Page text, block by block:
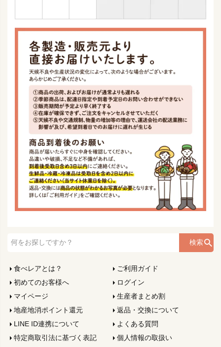
検索
食べレアとは？
ご利用ガイド
初めてのお客様へ
ログイン
マイページ
生産者まとめ割
地産地消ポイント還元
返品・交換について
LINE ID連携について
よくある質問
特定商取引法に基づく表記
個人情報の取扱い